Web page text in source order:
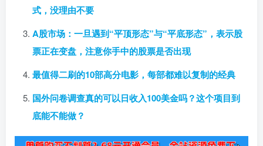
式，没理由不要
A股市场：一旦遇到“平顶形态”与“平底形态”，表示股
票正在变盘，注意你手中的股票是否出现
最值得二刷的10部高分电影，每部都难以复制的经典
国外问卷调查真的可以日收入100美金吗？这个项目到
底能不能做？